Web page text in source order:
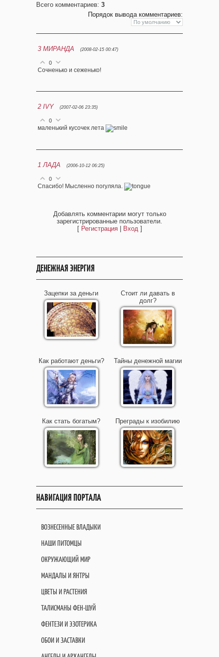
Всего комментариев: 3
Порядок вывода комментариев:
3 МИРАНДА (2008-02-15 00:47)
0
Сочненько и сеженько!
2 IVY (2007-02-06 23:35)
0
маленький кусочек лета
1 ЛАДА (2006-10-12 06:25)
0
Спасибо! Мысленно погуляла.
Добавлять комментарии могут только
зарегистрированные пользователи.
[ Регистрация| Вход ]
ДЕНЕЖНАЯ ЭНЕРГИЯ
Зацепки за деньги
Стоит ли давать в
долг?
Как работают деньги? Тайны денежной магии
Как стать богатым? Преграды к изобилию
НАВИГАЦИЯ ПОРТАЛА
ВОЗНЕСЕННЫЕ ВЛАДЫКИ
НАШИ ПИТОМЦЫ
ОКРУЖАЮЩИЙ МИР
МАНДАЛЫ И ЯНТРЫ
ЦВЕТЫ И РАСТЕНИЯ
ТАЛИСМАНЫ ФЕН-ШУЙ
ФЕНТЕЗИ И ЭЗОТЕРИКА
ОБОИ И ЗАСТАВКИ